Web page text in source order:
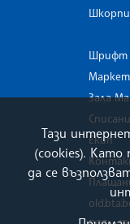
Шрифт
Зала
Екип
Тази
(cookies).
да се